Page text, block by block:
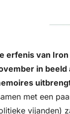
erfenis van
in beeld
met een
vijanden)